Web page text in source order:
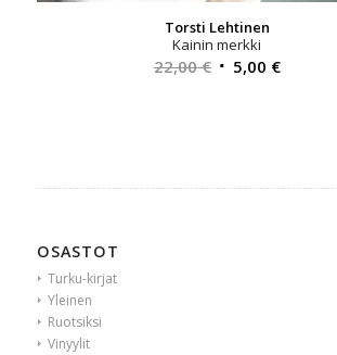
Torsti Lehtinen
Kainin merkki
22,00€ Alkuperäinen
5,00 €
OSASTOT
Turku-kirjat
Yleinen
Ruotsiksi
Vinyylit